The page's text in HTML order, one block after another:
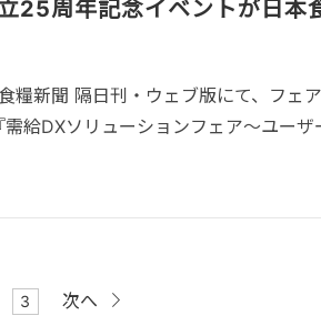
25周年記念イベントが日本
糧新聞 隔日刊・ウェブ版にて、フェ
給DXソリューションフェア～ユー
3 次へ